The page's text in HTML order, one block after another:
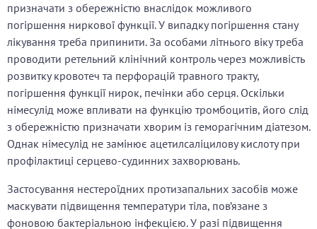
призначати з обережністю внаслідок можливого
погіршення ниркової функції. У випадку погіршення стану
лікування треба припинити. За особами літнього віку треба
проводити ретельний клінічний контроль через можливість
розвитку кровотеч та перфорацій травного тракту,
погіршення функції нирок, печінки або серця. Оскільки
німесулід може впливати на функцію тромбоцитів, його слід
з обережністю призначати хворим із геморагічним діатезом.
Однак німесулід не замінює ацетилсаліцилову кислоту при
профілактиці серцево-судинних захворювань.
Застосування нестероїдних протизапальних засобів може
маскувати підвищення температури тіла, пов’язане з
фоновою бактеріальною інфекцією. У разі підвищення